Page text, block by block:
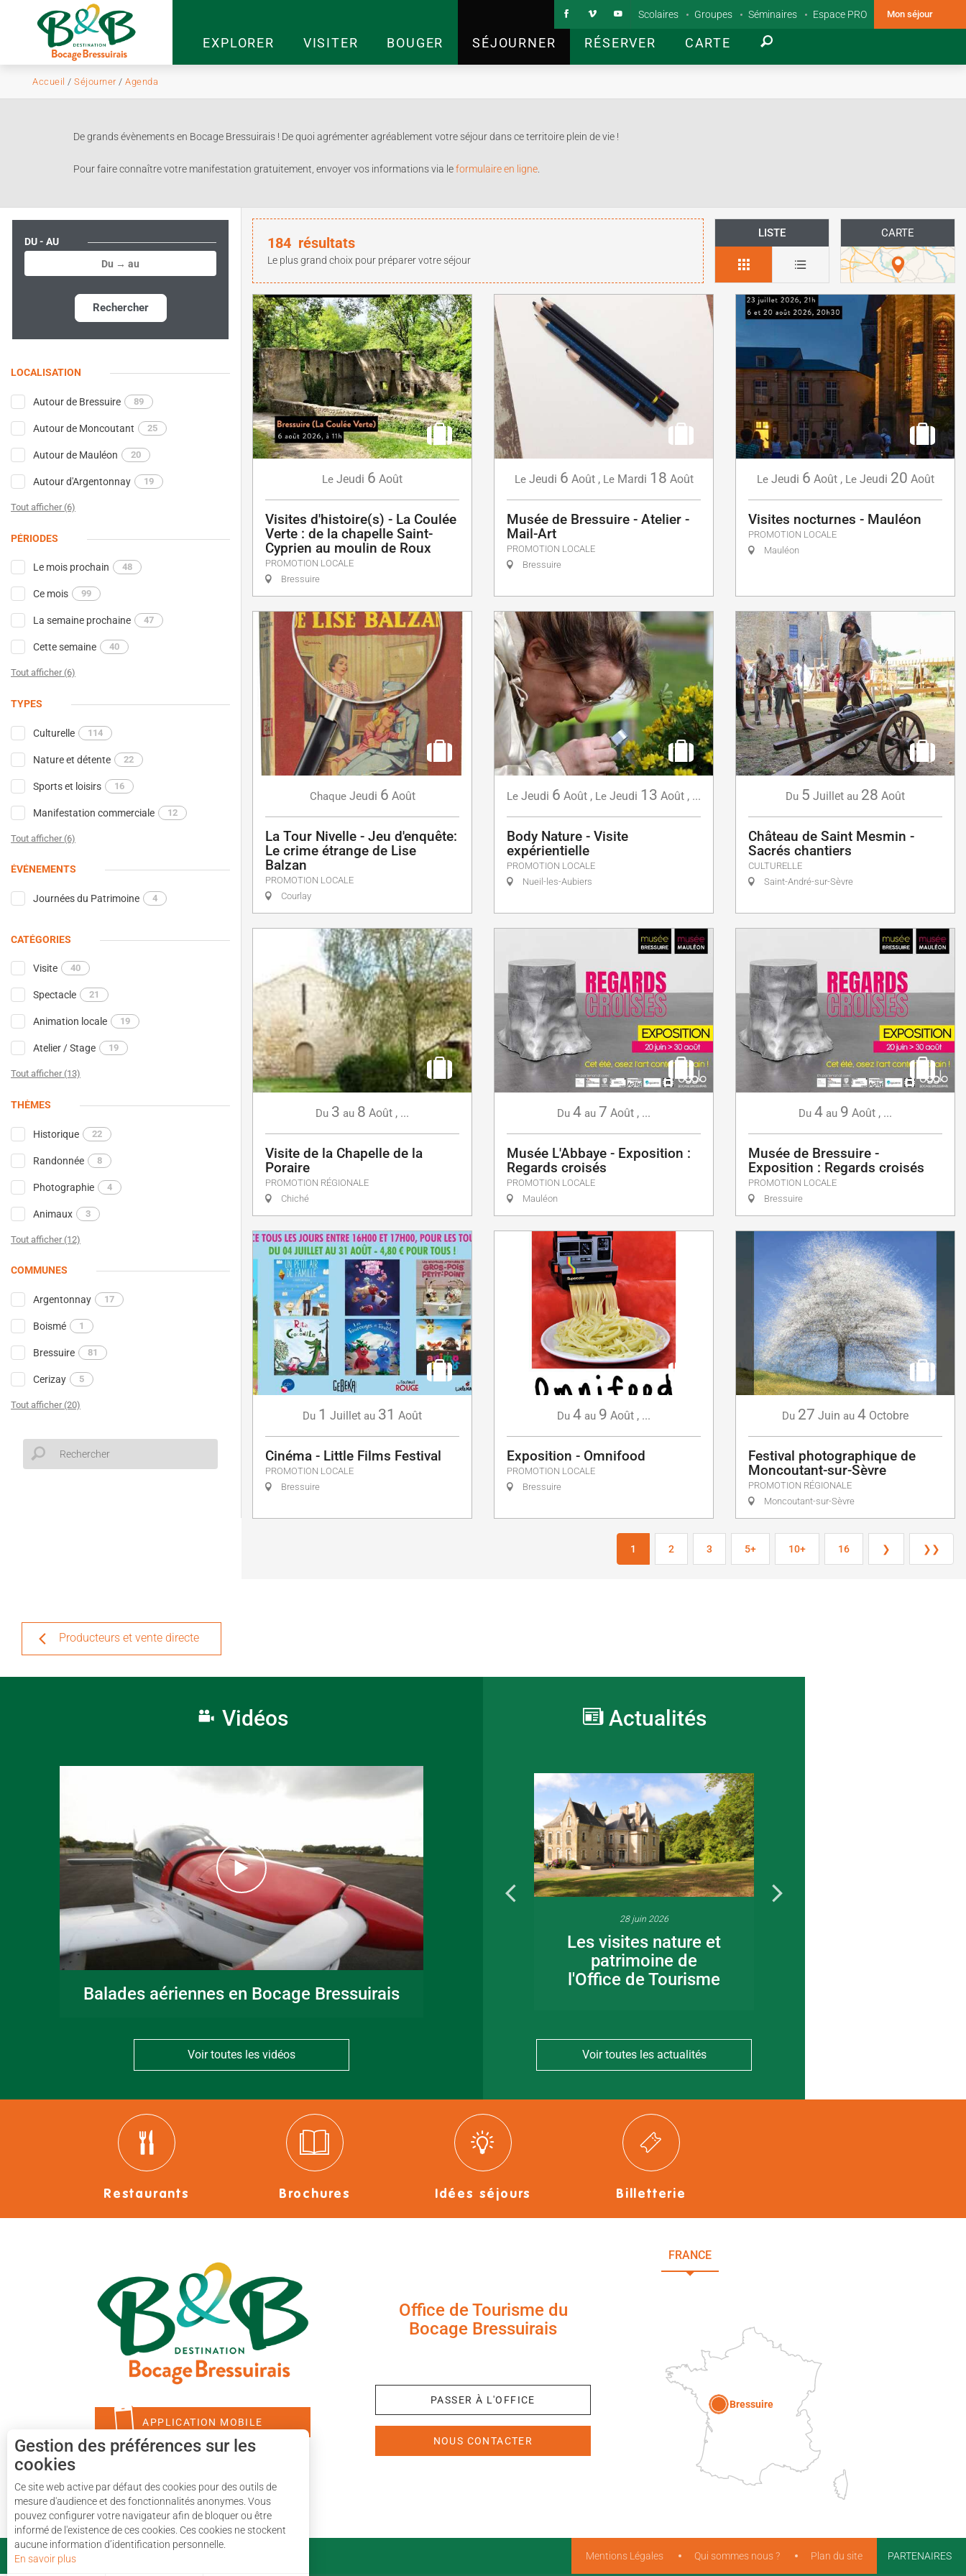
EXPLORER VISITER BOUGER SÉJOURNER RÉSERVER CARTE
Scolaires Groupes Séminaires Espace PRO Mon séjour
Accueil / Séjourner/ Agenda
De grands évènements en Bocage Bressuirais ! De quoi agrémenter agréablement votre séjour dans ce territoire plein de vie !
Pour faire connaître votre manifestation gratuitement, envoyer vos informations via leformulaire en ligne
DU - AU
Rechercher
LOCALISATION
Autour de Bressuire 89
Autour de Moncoutant 25
Autour de Mauléon 20
Autour d'Argentonnay 19
Tout afficher (6)
PÉRIODES
Le mois prochain 48
Ce mois 99
La semaine prochaine 47
Cette semaine 40
Tout afficher (6)
TYPES
Culturelle 114
Nature et détente 22
Sports et loisirs 16
Manifestation commerciale 12
Tout afficher (6)
ÉVÉNEMENTS
Journées du Patrimoine 4
CATÉGORIES
Visite 40
Spectacle 21
Animation locale 19
Atelier / Stage 19
Tout afficher (13)
THÈMES
Historique 22
Randonnée 8
Photographie 4
Animaux 3
Tout afficher (12)
COMMUNES
Argentonnay 17
Boismé 1
Bressuire 81
Cerizay 5
Tout afficher (20)
184 résultats
Le plus grand choix pour préparer votre séjour
LISTE CARTE
Le Jeudi 6 Août
Visites d'histoire(s) - La Coulée
Verte : de la chapelle Saint-
Cyprien au moulin de Roux
PROMOTION LOCALE
Bressuire
Le Jeudi 6 Août, Le Mardi 18 Août
Musée de Bressuire - Atelier -
Mail-Art
PROMOTION LOCALE
Bressuire
Le Jeudi 6 Août, Le Jeudi 20 Août
Visites nocturnes - Mauléon
PROMOTION LOCALE
Mauléon
Chaque Jeudi 6 Août
La Tour Nivelle - Jeu d'enquête:
Le crime étrange de Lise
Balzan
PROMOTION LOCALE
Courlay
Le Jeudi 6 Août , Le Jeudi 13 Août , ...
Body Nature - Visite
expérientielle
PROMOTION LOCALE
Nueil-les-Aubiers
Du 5 Juillet au 28 Août
Château de Saint Mesmin -
Sacrés chantiers
CULTURELLE
Saint-André-sur-Sèvre
Du 3 au 8 Août , ...
Visite de la Chapelle de la
Poraire
PROMOTION RÉGIONALE
Chiché
Du 4 au 7 Août , ...
Musée L'Abbaye - Exposition :
Regards croisés
PROMOTION LOCALE
Mauléon
Du 4 au 9 Août , ...
Musée de Bressuire -
Exposition : Regards croisés
PROMOTION LOCALE
Bressuire
Du 1 Juillet au 31 Août
Cinéma - Little Films Festival
PROMOTION LOCALE
Bressuire
Du 4 au 9 Août , ...
Exposition - Omnifood
PROMOTION LOCALE
Bressuire
Du 27 Juin au 4 Octobre
Festival photographique de
Moncoutant-sur-Sèvre
PROMOTION RÉGIONALE
Moncoutant-sur-Sèvre
1 2 3 5+ 10+ 16 ❯ ❯❯
Producteurs et vente directe
Vidéos
Balades aériennes en Bocage Bressuirais
Voir toutes les vidéos
Actualités
16 juin 2026
Fête de la musique
28 juin 2026
Les visites nature et
patrimoine de
l'Office de Tourisme
Voir toutes les actualités
Restaurants Brochures Idées séjours Billetterie
APPLICATION MOBILE
Office de Tourisme du
Bocage Bressuirais
PASSER À L'OFFICE
NOUS CONTACTER
FRANCE
Bressuire
PARTENAIRES
Mentions Légales Qui sommes nous ? Plan du site
Gestion des préférences sur les
cookies
Ce site web active par défaut des cookies pour des outils de
mesure d'audience et des fonctionnalités anonymes. Vous
pouvez configurer votre navigateur afin de bloquer ou être
informé de l'existence de ces cookies. Ces cookies ne stockent
aucune information d’identification personnelle.
En savoir plus